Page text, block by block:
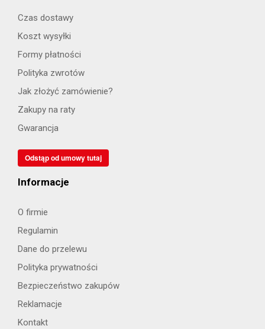
Czas dostawy
Koszt wysyłki
Formy płatności
Polityka zwrotów
Jak złożyć zamówienie?
Zakupy na raty
Gwarancja
Odstąp od umowy tutaj
Informacje
O firmie
Regulamin
Dane do przelewu
Polityka prywatności
Bezpieczeństwo zakupów
Reklamacje
Kontakt